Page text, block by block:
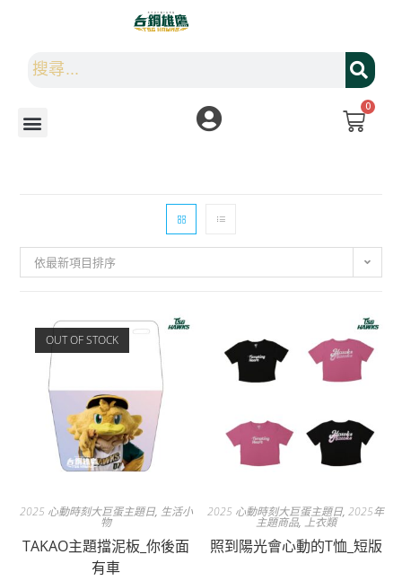
0
依最新項目排序
OUT OF STOCK
2025 心動時刻大巨蛋主題日, 生活小
物
TAKAO主題擋泥板_你後面
有車
2025 心動時刻大巨蛋主題日,2025年
主題商品, 上衣類
照到陽光會心動的T恤_短版